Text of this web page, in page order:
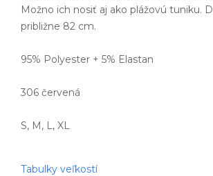
Možno ich nosiť aj ako plážovú tuniku.
približne 82 cm.
95% Polyester + 5% Elastan
306 červená
S, M, L, XL
Tabulky veľkostí